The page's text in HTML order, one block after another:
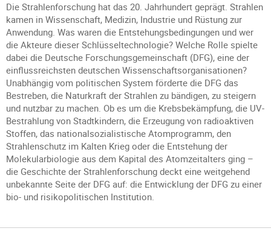
Die Strahlenforschung hat das 20. Jahrhundert geprägt. Strahlen
kamen in Wissenschaft, Medizin, Industrie und Rüstung zur
Anwendung. Was waren die Entstehungsbedingungen und wer
die Akteure dieser Schlüsseltechnologie? Welche Rolle spielte
dabei die Deutsche Forschungsgemeinschaft (DFG), eine der
einflussreichsten deutschen Wissenschaftsorganisationen?
Unabhängig vom politischen System förderte die DFG das
Bestreben, die Naturkraft der Strahlen zu bändigen, zu steigern
und nutzbar zu machen. Ob es um die Krebsbekämpfung, die UV-
Bestrahlung von Stadtkindern, die Erzeugung von radioaktiven
Stoffen, das nationalsozialistische Atomprogramm, den
Strahlenschutz im Kalten Krieg oder die Entstehung der
Molekularbiologie aus dem Kapital des Atomzeitalters ging –
die Geschichte der Strahlenforschung deckt eine weitgehend
unbekannte Seite der DFG auf: die Entwicklung der DFG zu einer
bio- und risikopolitischen Institution.